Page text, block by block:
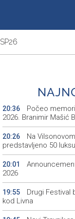
SP26
20:36
Počeo
2026. Branimir Mašić
20:26
Na
predstavljeno 50
20:01
2026
19:55
Drugi Festival
kod Livna